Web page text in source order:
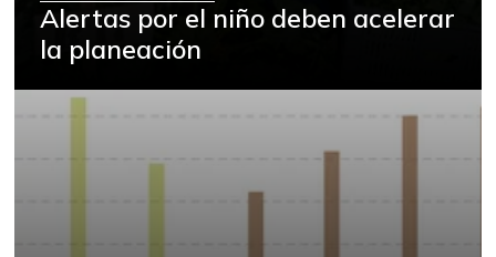
Alertas por el niño deben acelerar
la planeación